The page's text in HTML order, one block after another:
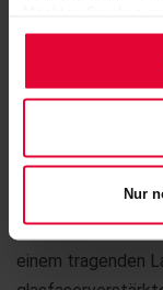
Cookies
die
Website) bzw. der
Nur
KERAPOLIN®ist
Markenwerkstoff,
einem tragenden